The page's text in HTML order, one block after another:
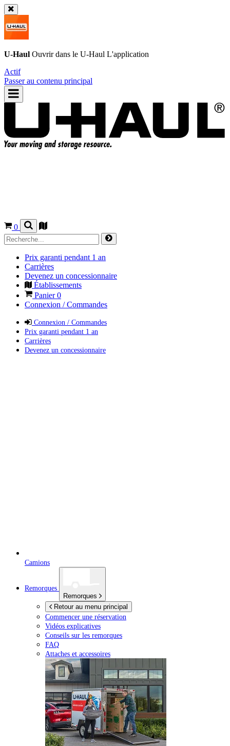
U-Haul Ouvrir dans le U-Haul L'application
Actif
Passer au contenu principal
0
Prix garanti pendant 1 an
Carrières
Devenez un concessionnaire
Établissements
Panier0
Connexion / Commandes
Connexion / Commandes
Prix garanti pendant 1 an
Carrières
Devenez un concessionnaire
Camions
Remorques
Remorques
Retour au menu principal
Commencer une réservation
Vidéos explicatives
Conseils sur les remorques
FAQ
Attaches et accessoires